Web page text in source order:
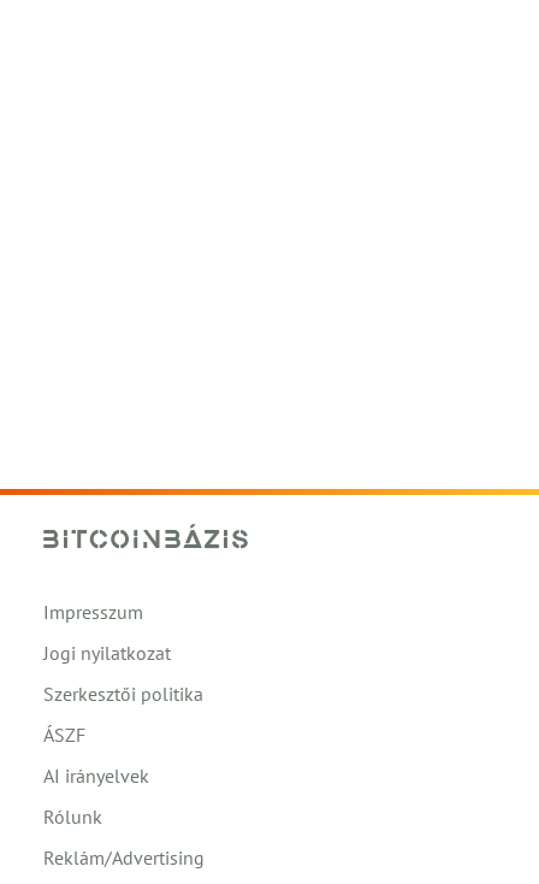
Impresszum
Jogi nyilatkozat
Szerkesztői politika
ÁSZF
AI irányelvek
Rólunk
Reklám/Advertising